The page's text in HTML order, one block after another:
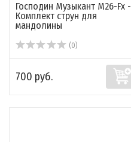
Господин Музыкант M26-Fx -
Комплект струн для
мандолины
(0)
700 руб.